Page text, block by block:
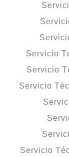
Servicio
Servicio
Servicio
Servicio